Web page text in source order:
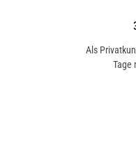
Als
Tage